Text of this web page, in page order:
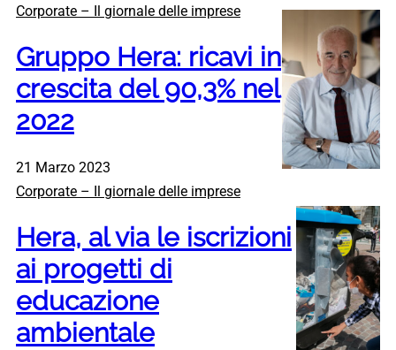
Corporate – Il giornale delle imprese
Gruppo Hera: ricavi in
crescita del 90,3% nel
2022
21 Marzo 2023
Corporate – Il giornale delle imprese
Hera, al via le iscrizioni
ai progetti di
educazione
ambientale